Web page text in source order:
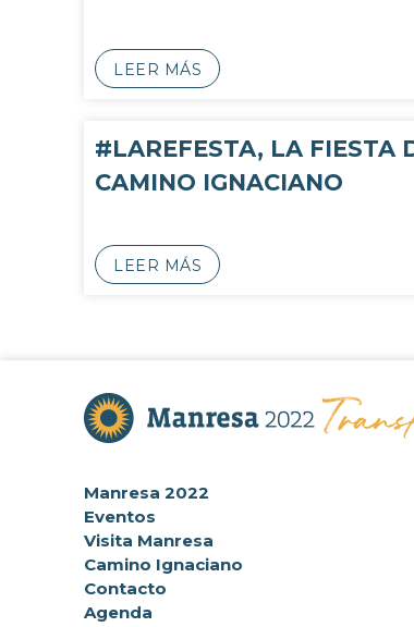
LEER MÁS
#LAREFESTA, LA FIESTA
CAMINO IGNACIANO
LEER MÁS
Manresa 2022
Eventos
Visita Manresa
Camino Ignaciano
Contacto
Agenda